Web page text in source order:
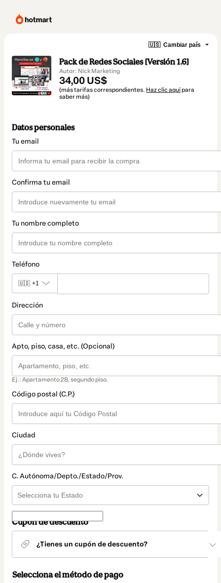
🇺🇸 Cambiar país
Pack de Redes Sociales [Versión 1.6]
Autor: Nick Marketing
34,00 US$
(más tarifas correspondientes. Haz clic aquí para
saber más)
Datos personales
Tu email
Confirma tu email
Tu nombre completo
Teléfono
🇺🇸 +1
Dirección
Apto, piso, casa, etc. (Opcional)
Ej.: Apartamento 2B, segundo piso.
Código postal (C.P.)
Ciudad
C. Autónoma/Depto./Estado/Prov.
Cupón de descuento
¿Tienes un cupón de descuento?
Selecciona el método de pago